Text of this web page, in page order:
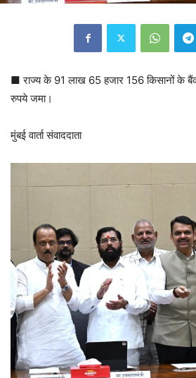
■ राज्य के 91 लाख 65 हजार 156 किसानों के
रुपये जमा।
मुंबई वार्ता संवाददाता